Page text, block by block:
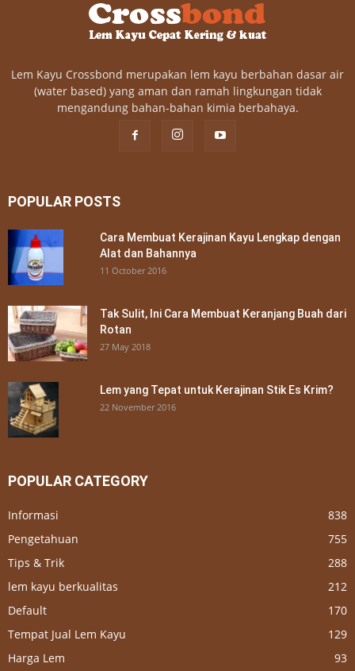
Lem Kayu Crossbond merupakan lem kayu berbahan dasar air
(water based) yang aman dan ramah lingkungan tidak
mengandung bahan-bahan kimia berbahaya.
POPULAR POSTS
Cara Membuat Kerajinan Kayu Lengkap dengan
Alat dan Bahannya
11 October 2016
Tak Sulit, Ini Cara Membuat Keranjang Buah dari
Rotan
27 May 2018
Lem yang Tepat untuk Kerajinan Stik Es Krim?
22 November 2016
POPULAR CATEGORY
Informasi
838
Pengetahuan
755
Tips & Trik
288
lem kayu berkualitas
212
Default
170
Tempat Jual Lem Kayu
129
Harga Lem
93